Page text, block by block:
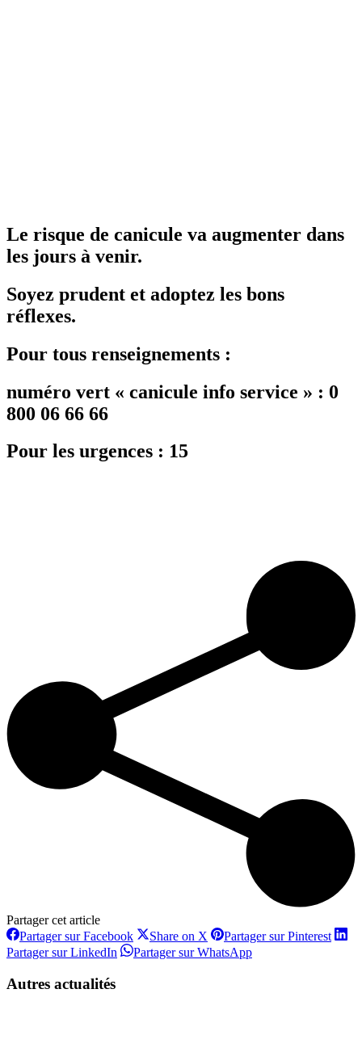
Le risque de canicule va augmenter dans
les jours à venir.
Soyez prudent et adoptez les bons
réflexes.
Pour tous renseignements :
numéro vert « canicule info service » : 0
800 06 66 66
Pour les urgences : 15
Partager cet article
Partager sur FacebookPartager
sur
Facebook
Share on X Partager
sur
X
Partager sur Pinterest
Partager sur LinkedIn Partager
Partager sur WhatsAppPartager
Autres actualités